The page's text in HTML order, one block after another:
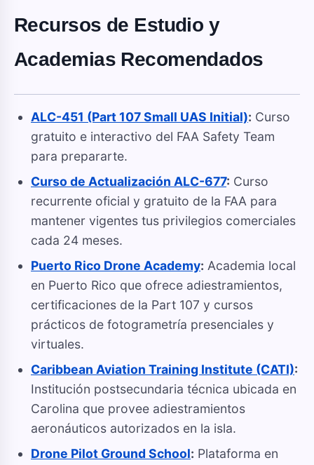
Recursos de Estudio y
Academias Recomendados
ALC-451 (Part 107 Small UAS Initial): Curso
gratuito e interactivo del FAA Safety Team
para prepararte.
Curso de Actualización ALC-677: Curso
recurrente oficial y gratuito de la FAA para
mantener vigentes tus privilegios comerciales
cada 24 meses.
Puerto Rico Drone Academy: Academia local
en Puerto Rico que ofrece adiestramientos,
certificaciones de la Part 107 y cursos
prácticos de fotogrametría presenciales y
virtuales.
Caribbean Aviation Training Institute (CATI):
Institución postsecundaria técnica ubicada en
Carolina que provee adiestramientos
aeronáuticos autorizados en la isla.
Drone Pilot Ground School: Plataforma en